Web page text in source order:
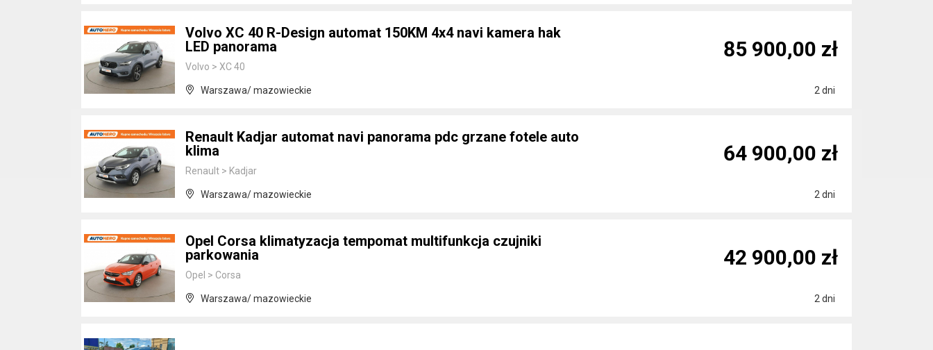
Volvo XC 40 R-Design automat 150KM 4x4 navi kamera hak
LED panorama
Volvo > XC 40
Warszawa/ mazowieckie 2 dni
85 900,00 zł
Renault Kadjar automat navi panorama pdc grzane fotele auto
klima
Renault > Kadjar
Warszawa/ mazowieckie 2 dni
64 900,00 zł
Opel Corsa klimatyzacja tempomat multifunkcja czujniki
parkowania
Opel > Corsa
Warszawa/ mazowieckie 2 dni
42 900,00 zł